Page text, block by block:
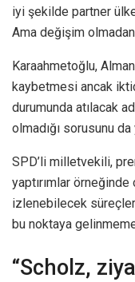
iyi şekilde partner
Ama değişim
Karaahmetoğlu,
kaybetmesi ancak
durumunda atılacak
olmadığı sorusunu da
SPD’li milletvekili,
yaptırımlar
izlenebilecek
bu noktaya
“Scholz,